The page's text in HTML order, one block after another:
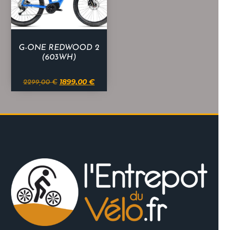
G-ONE REDWOOD 2
(603WH)
2299,00€ 1899,00€